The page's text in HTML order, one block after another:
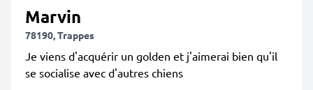
Marvin
78190, Trappes
Je viens d'acquérir un golden et j'aimerai bien qu'il
se socialise avec d'autres chiens